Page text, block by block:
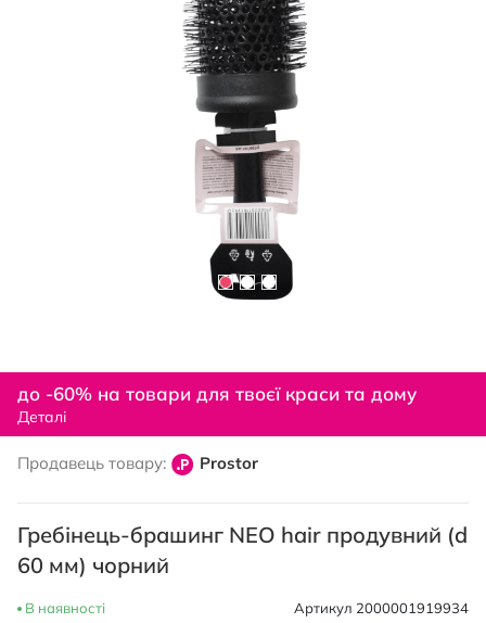
початку
галереї
до -60% на товари для твоєї краси та дому
Деталі
Продавець товару: Prostor
Гребінець-брашинг NEO hair продувний (d
60 мм) чорний
В наявності Артикул 2000001919934